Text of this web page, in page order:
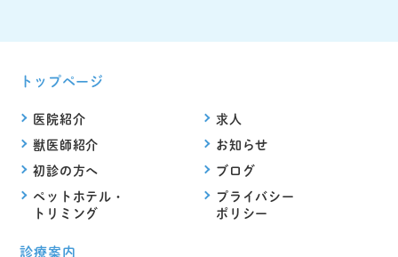
トップページ
医院紹介
獣医師紹介
初診の方へ
ペットホテル・
トリミング
求人
お知らせ
ブログ
プライバシー
ポリシー
診療案内